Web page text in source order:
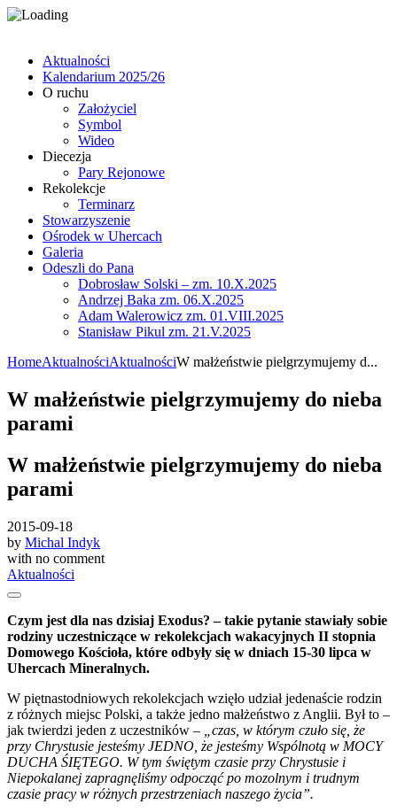
Aktualności
Kalendarium 2025/26
O ruchu
Założyciel
Symbol
Wideo
Diecezja
Pary Rejonowe
Rekolekcje
Terminarz
Stowarzyszenie
Ośrodek w Uhercach
Galeria
Odeszli do Pana
Dobrosław Solski – zm. 10.X.2025
Andrzej Baka zm. 06.X.2025
Adam Walerowicz zm. 01.VIII.2025
Stanisław Pikul zm. 21.V.2025
HomeAktualnościAktualnościW małżeństwie pielgrzymujemy d...
W małżeństwie pielgrzymujemy do nieba
parami
W małżeństwie pielgrzymujemy do nieba
parami
2015-09-18
by Michal Indyk
with no comment
Aktualności
Czym jest dla nas dzisiaj Exodus? – takie pytanie stawiały sobie
rodziny uczestniczące w rekolekcjach wakacyjnych II stopnia
Domowego Kościoła, które odbyły się w dniach 15-30 lipca w
Uhercach Mineralnych.
W piętnastodniowych rekolekcjach wzięło udział jedenaście rodzin
z różnych miejsc Polski, a także jedno małżeństwo z Anglii. Był to –
jak twierdzi jeden z uczestników –
„czas, w którym czuło się, że
przy Chrystusie jesteśmy JEDNO, że jesteśmy Wspólnotą w MOCY
DUCHA ŚIĘTEGO. W tym świętym czasie przy Chrystusie i
Niepokalanej zapragnęliśmy odpocząć po mozolnym i trudnym
czasie pracy w różnych przestrzeniach naszego życia”.